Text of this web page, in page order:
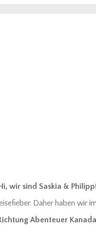
wir sind Saskia & Philipp!
Daher haben wir
Abenteuer Kanada